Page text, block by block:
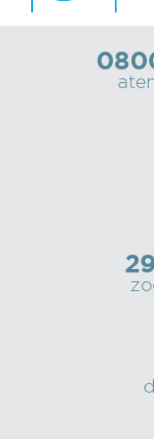
colectivos
Recarga